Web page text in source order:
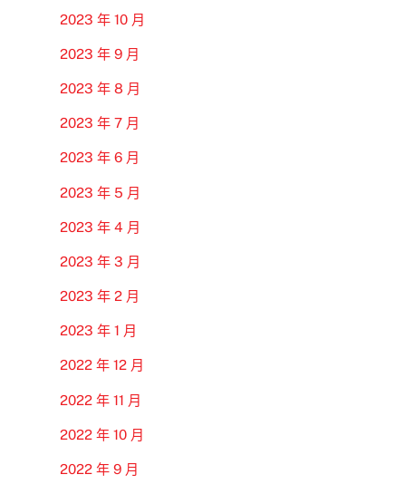
2023 年 10 月
2023 年 9 月
2023 年 8 月
2023 年 7 月
2023 年 6 月
2023 年 5 月
2023 年 4 月
2023 年 3 月
2023 年 2 月
2023 年 1 月
2022 年 12 月
2022 年 11 月
2022 年 10 月
2022 年 9 月